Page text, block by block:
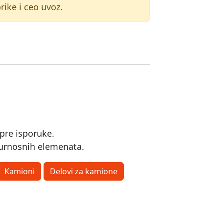
i ceo uvoz.
isporuke.
elemenata.
Kamioni
Delovi za kamione